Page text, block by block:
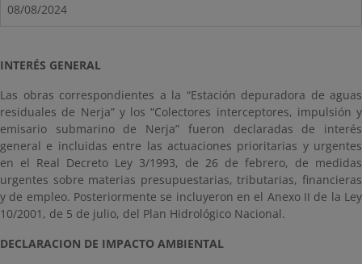
08/08/2024
INTERÉS GENERAL
Las obras correspondientes a la “Estación depuradora de aguas
residuales de Nerja” y los “Colectores interceptores, impulsión y
emisario submarino de Nerja” fueron declaradas de interés
general e incluidas entre las actuaciones prioritarias y urgentes
en el Real Decreto Ley 3/1993, de 26 de febrero, de medidas
urgentes sobre materias presupuestarias, tributarias, financieras
y de empleo. Posteriormente se incluyeron en el Anexo II de la Ley
10/2001, de 5 de julio, del Plan Hidrológico Nacional.
DECLARACION DE IMPACTO AMBIENTAL